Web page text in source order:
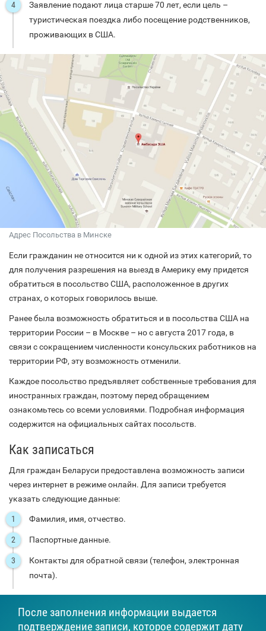
Заявление подают лица старше 70 лет, если цель –
туристическая поездка либо посещение родственников,
проживающих в США.
Адрес Посольства в Минске
Если гражданин не относится ни к одной из этих категорий, то
для получения разрешения на выезд в Америку ему придется
обратиться в посольство США, расположенное в других
странах, о которых говорилось выше.
Ранее была возможность обратиться и в посольства США на
территории России – в Москве – но с августа 2017 года, в
связи с сокращением численности консульских работников на
территории РФ, эту возможность отменили.
Каждое посольство предъявляет собственные требования для
иностранных граждан, поэтому перед обращением
ознакомьтесь со всеми условиями. Подробная информация
содержится на официальных сайтах посольств.
Как записаться
Для граждан Беларуси предоставлена возможность записи
через интернет в режиме онлайн. Для записи требуется
указать следующие данные:
Фамилия, имя, отчество.
Паспортные данные.
Контакты для обратной связи (телефон, электронная
почта).
После заполнения информации выдается
подтверждение записи, которое содержит дату